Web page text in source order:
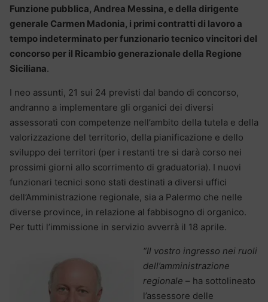
Funzione pubblica, Andrea Messina, e della dirigente
generale Carmen Madonia, i primi contratti di lavoro a
tempo indeterminato per funzionario tecnico vincitori del
concorso per il Ricambio generazionale della Regione
Siciliana.
I neo assunti, 21 sui 24 previsti dal bando di concorso,
andranno a implementare gli organici dei diversi
assessorati con competenze nell’ambito della tutela e della
valorizzazione del territorio, della pianificazione e dello
sviluppo dei territori (per i restanti tre si darà corso nei
prossimi giorni allo scorrimento di graduatoria). I nuovi
funzionari tecnici sono stati destinati a diversi uffici
dell’Amministrazione regionale, sia a Palermo che nelle
diverse province, in relazione al fabbisogno di organico.
Per tutti l’immissione in servizio avverrà il 18 aprile.
“Il vostro ingresso nei ruoli
dell’amministrazione
regionale – ha sottolineato
l’assessore delle